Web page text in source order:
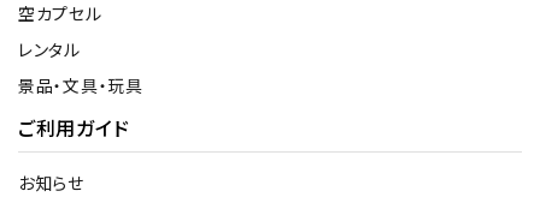
空カプセル
レンタル
景品・文具・玩具
ご利用ガイド
お知らせ